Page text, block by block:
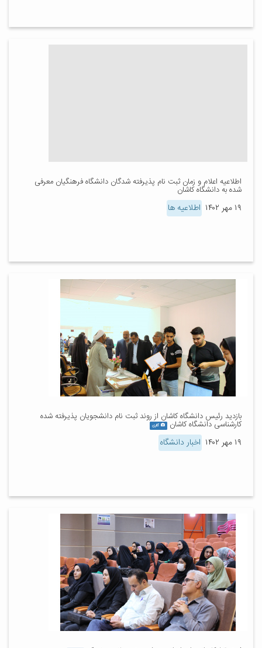
اطلاعیه اعلام و زمان ثبت نام پذیرفته شدگان دانشگاه فرهنگیان معرفی
شده به دانشگاه کاشان
۱۹ مهر ۱۴۰۲ اطلاعیه ها
بازدید رئیس دانشگاه کاشان از روند ثبت نام دانشجویان پذیرفته شده
کارشناسی دانشگاه کاشان گالری
۱۹ مهر ۱۴۰۲ اخبار دانشگاه